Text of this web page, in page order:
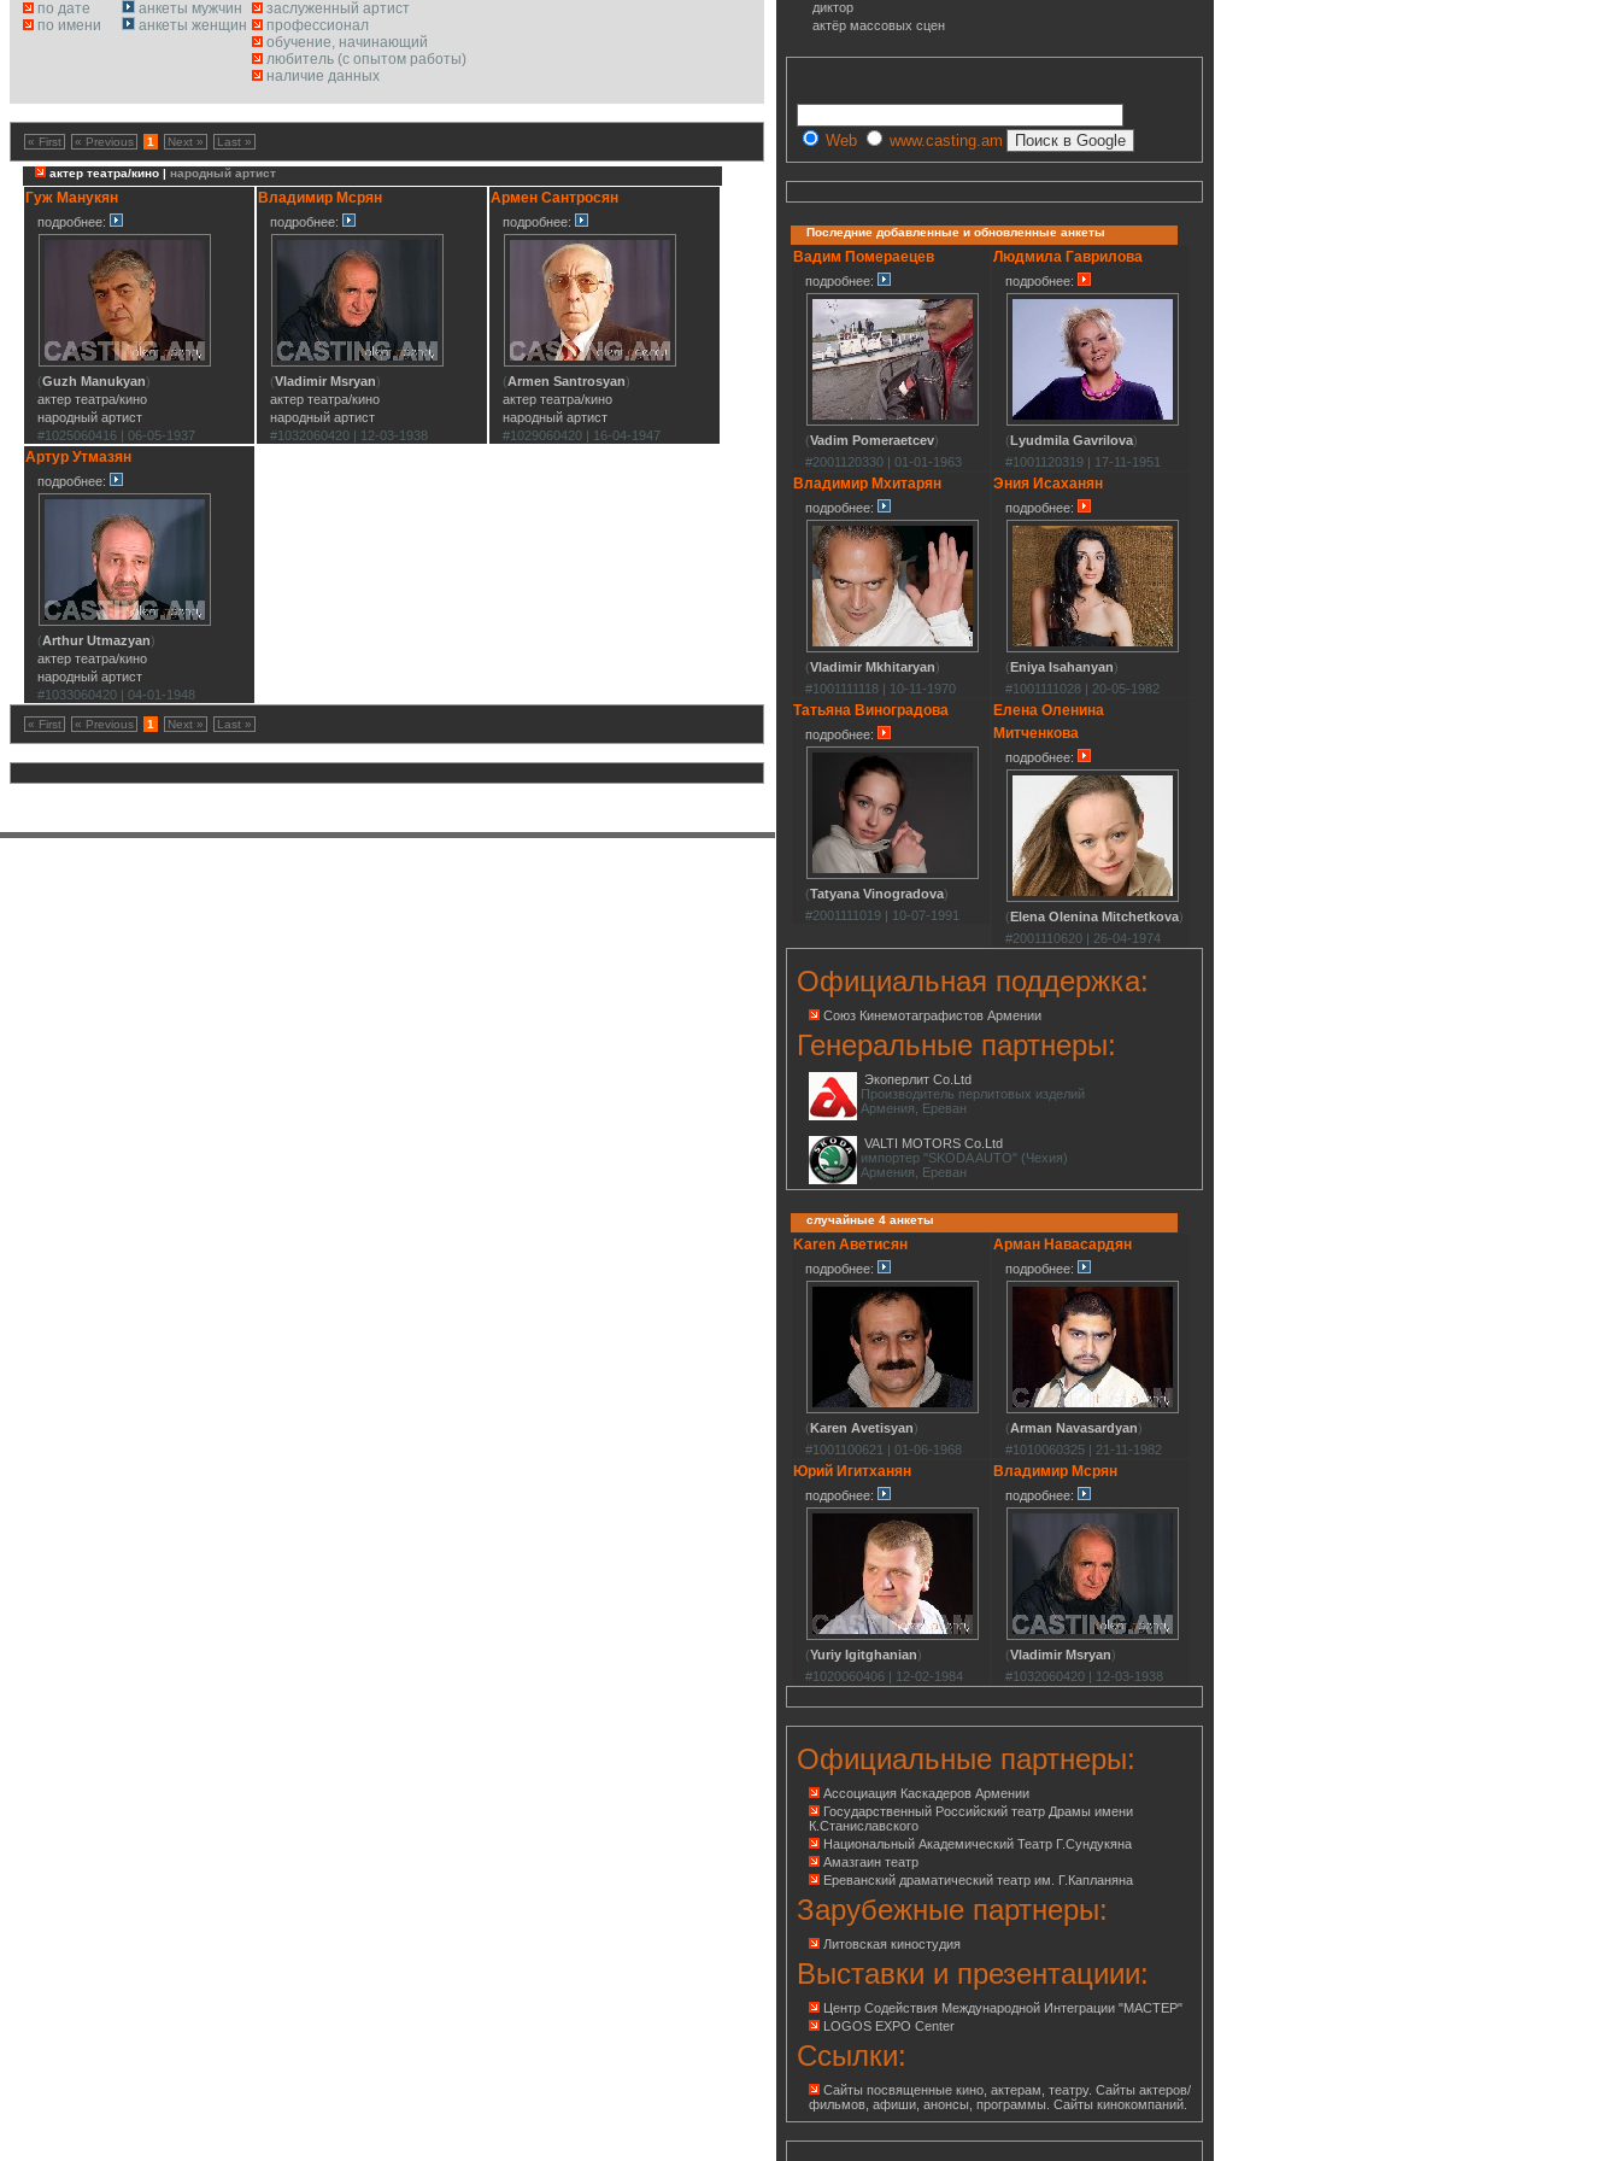
по дате
по имени
анкеты мужчин
анкеты женщин
заслуженный артист
профессионал
обучение, начинающий
любитель (с опытом работы)
наличие данных
« First « Previous 1 Next » Last »
актер театра/кино | народный артист
Гуж Манукян
подробнее:
(Guzh Manukyan)
актер театра/кино
народный артист
#1025060416 | 06-05-1937
Владимир Мсрян
подробнее:
(Vladimir Msryan)
актер театра/кино
народный артист
#1032060420 | 12-03-1938
Армен Сантросян
подробнее:
(Armen Santrosyan)
актер театра/кино
народный артист
#1029060420 | 16-04-1947
Артур Утмазян
подробнее:
(Arthur Utmazyan)
актер театра/кино
народный артист
#1033060420 | 04-01-1948
« First « Previous 1 Next » Last »
диктор
актёр массовых сцен
Web www.casting.am
Последние добавленные и обновленные анкеты
Вадим Помераецев
подробнее:
(Vadim Pomeraetcev)
#2001120330 | 01-01-1963
Людмила Гаврилова
подробнее:
(Lyudmila Gavrilova)
#1001120319 | 17-11-1951
Владимир Мхитарян
подробнее:
(Vladimir Mkhitaryan)
#1001111118 | 10-11-1970
Эния Исаханян
подробнее:
(Eniya Isahanyan)
#1001111028 | 20-05-1982
Татьяна Виноградова
подробнее:
(Tatyana Vinogradova)
#2001111019 | 10-07-1991
Елена Оленина
Митченкова
подробнее:
(Elena Olenina Mitchetkova)
#2001110620 | 26-04-1974
Официальная поддержка:
Союз Кинемотаграфистов Армении
Генеральные партнеры:
Экоперлит Co.Ltd
Производитель перлитовых изделий
Армения, Ереван
VALTI MOTORS Co.Ltd
импортер "SKODA AUTO" (Чехия)
Армения, Ереван
случайные 4 анкеты
Karen Аветисян
подробнее:
(Karen Avetisyan)
#1001100621 | 01-06-1968
Арман Навасардян
подробнее:
(Arman Navasardyan)
#1010060325 | 21-11-1982
Юрий Игитханян
подробнее:
(Yuriy Igitghanian)
#1020060406 | 12-02-1984
Владимир Мсрян
подробнее:
(Vladimir Msryan)
#1032060420 | 12-03-1938
Официальные партнеры:
Ассоциация Каскадеров Армении
Государственный Российский театр Драмы имени
К.Станиславского
Национальный Академический Театр Г.Сундукяна
Амазгаин театр
Ереванский драматический театр им. Г.Капланяна
Зарубежные партнеры:
Литовская киностудия
Выставки и презентациии:
Центр Содействия Международной Интеграции "МАСТЕР"
LOGOS EXPO Center
Ссылки:
Сайты посвященные кино, актерам, театру. Сайты актеров/
фильмов, афиши, анонсы, программы. Сайты кинокомпаний.